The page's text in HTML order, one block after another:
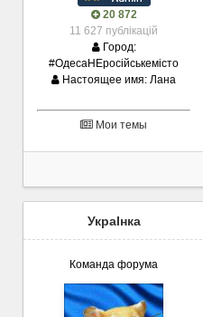
20 872
11 627 публікацій
Город:
#ОдесаНЕросійськемісто
Настоящее имя: Лана
Мои темы
УкраІнка
Команда форума